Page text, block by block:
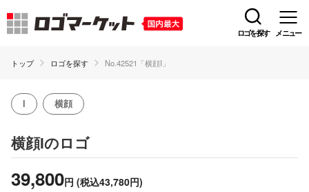
ロゴを探す メニュー
トップ ロゴを探す No.42521「横顔I」
I 横顔
横顔Iのロゴ
39,800円 (税込43,780円)